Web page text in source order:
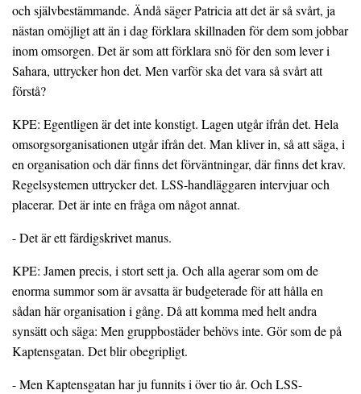
och självbestämmande. Ändå säger Patricia att det är så svårt, ja
nästan omöjligt att än i dag förklara skillnaden för dem som jobbar
inom omsorgen. Det är som att förklara snö för den som lever i
Sahara, uttrycker hon det. Men varför ska det vara så svårt att
förstå?
KPE: Egentligen är det inte konstigt. Lagen utgår ifrån det. Hela
omsorgsorganisationen utgår ifrån det. Man kliver in, så att säga, i
en organisation och där finns det förväntningar, där finns det krav.
Regelsystemen uttrycker det. LSS-handläggaren intervjuar och
placerar. Det är inte en fråga om något annat.
- Det är ett färdigskrivet manus.
KPE: Jamen precis, i stort sett ja. Och alla agerar som om de
enorma summor som är avsatta är budgeterade för att hålla en
sådan här organisation i gång. Då att komma med helt andra
synsätt och säga: Men gruppbostäder behövs inte. Gör som de på
Kaptensgatan. Det blir obegripligt.
- Men Kaptensgatan har ju funnits i över tio år. Och LSS-